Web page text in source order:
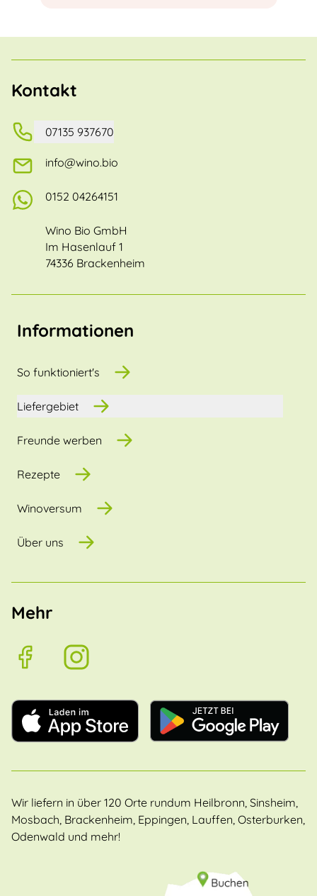
Kontakt
07135 937670
info@wino.bio
0152 04264151
Wino Bio GmbH
Im Hasenlauf 1
74336 Brackenheim
Informationen
So funktioniert's
Liefergebiet
Freunde werben
Rezepte
Winoversum
Über uns
Mehr
Wir liefern in über 120 Orte rundum Heilbronn, Sinsheim,
Mosbach, Brackenheim, Eppingen, Lauffen, Osterburken,
Odenwald und mehr!